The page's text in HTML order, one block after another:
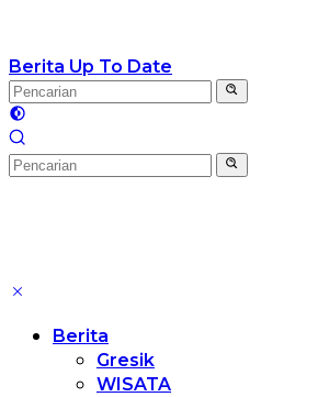
Berita Up To Date
Berita
Gresik
WISATA